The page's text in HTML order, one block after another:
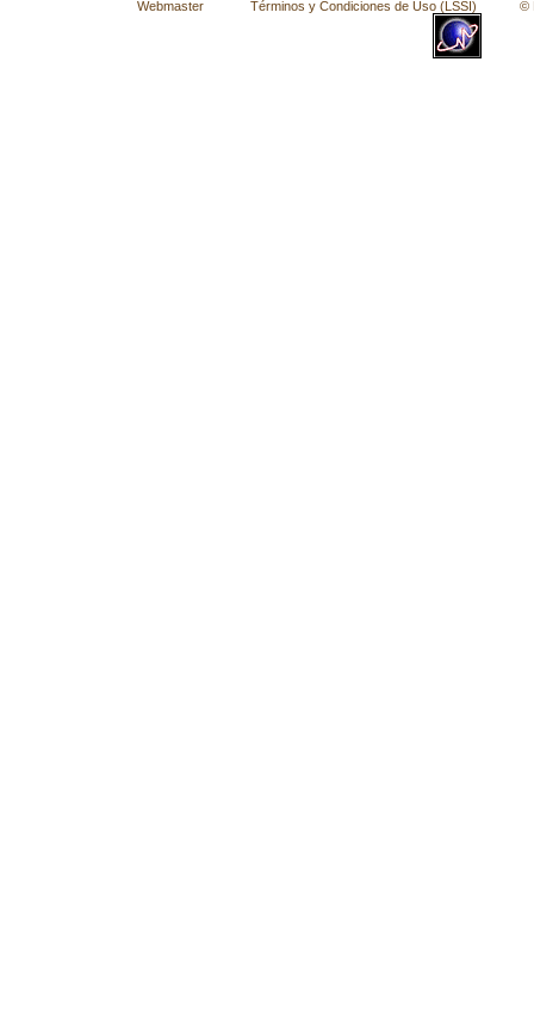
Webmaster Términos y Condiciones de Uso (LSSI) © La